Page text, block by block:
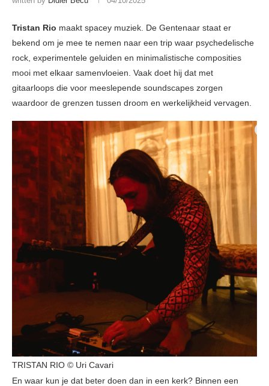
Tristan Rio maakt spacey muziek. De Gentenaar staat er
bekend om je mee te nemen naar een trip waar psychedelische
rock, experimentele geluiden en minimalistische composities
mooi met elkaar samenvloeien. Vaak doet hij dat met
gitaarloops die voor meeslepende soundscapes zorgen
waardoor de grenzen tussen droom en werkelijkheid vervagen.
TRISTAN RIO © Uri Cavari
En waar kun je dat beter doen dan in een kerk? Binnen een